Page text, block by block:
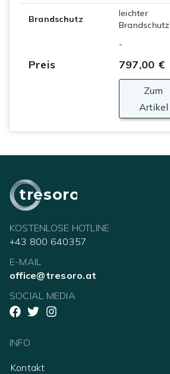
Brandschutz
leichter
Brandschutz
-
Preis 797,00 €
Zum
Artikel
tresoro
KOSTENLOSE HOTLINE
+43 800 640357
E-MAIL
office@tresoro.at
SOCIAL MEDIA
INFO
Kontakt